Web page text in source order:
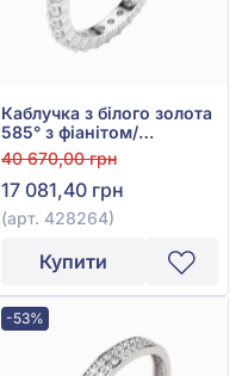
Каблучка з білого золота
585° з фіанітом/
куб.цирконієм, арт.
428264
40 670,00 грн
17 081,40 грн
(арт. 428264)
Купити
-53%